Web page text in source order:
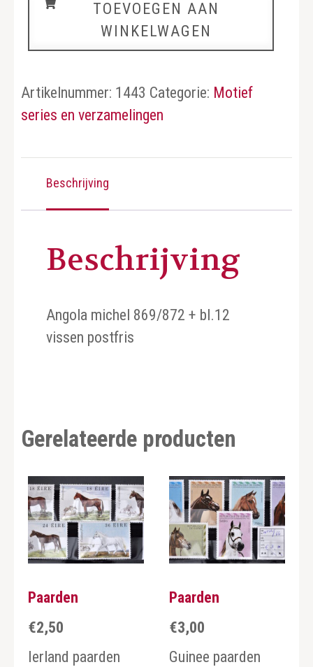
TOEVOEGEN AAN
WINKELWAGEN
Artikelnummer: 1443 Categorie: Motief
series en verzamelingen
Beschrijving
Beschrijving
Angola michel 869/872 + bl.12
vissen postfris
Gerelateerde producten
Paarden
€2,50
Ierland paarden
Paarden
€3,00
Guinee paarden